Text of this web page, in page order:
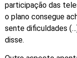
participação das
o plano consegue
sente dificuldades
disse.